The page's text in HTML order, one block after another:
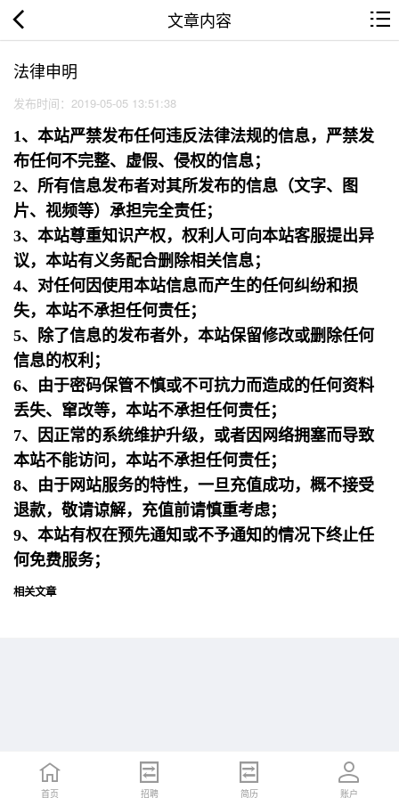
文章内容
法律申明
发布时间：2019-05-05 13:51:38
1、本站严禁发布任何违反法律法规的信息，严禁发
布任何不完整、虚假、侵权的信息；
2、所有信息发布者对其所发布的信息（文字、图
片、视频等）承担完全责任；
3、本站尊重知识产权，权利人可向本站客服提出异
议，本站有义务配合删除相关信息；
4、对任何因使用本站信息而产生的任何纠纷和损
失，本站不承担任何责任；
5、除了信息的发布者外，本站保留修改或删除任何
信息的权利；
6、由于密码保管不慎或不可抗力而造成的任何资料
丢失、窜改等，本站不承担任何责任；
7、因正常的系统维护升级，或者因网络拥塞而导致
本站不能访问，本站不承担任何责任；
8、由于网站服务的特性，一旦充值成功，概不接受
退款，敬请谅解，充值前请慎重考虑；
9、本站有权在预先通知或不予通知的情况下终止任
何免费服务；
相关文章
首页 招聘 简历 账户
首页 招聘 简历 账户